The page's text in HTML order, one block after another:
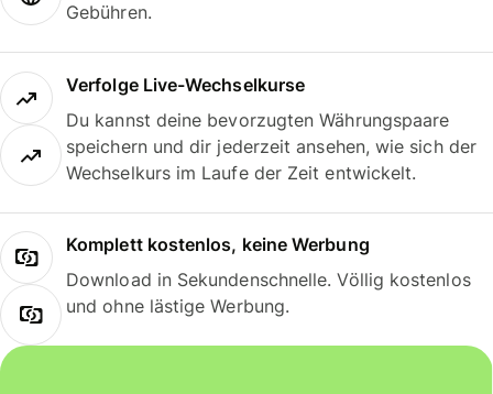
Gebühren.
Verfolge Live-Wechselkurse
Du kannst deine bevorzugten Währungspaare
speichern und dir jederzeit ansehen, wie sich der
Wechselkurs im Laufe der Zeit entwickelt.
Komplett kostenlos, keine Werbung
Download in Sekundenschnelle. Völlig kostenlos
und ohne lästige Werbung.